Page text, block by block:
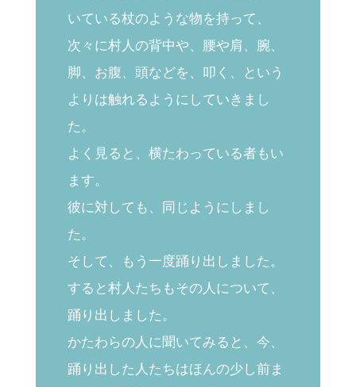
いている杖のような物を持って、
次々に村人の背中や、腰や肩、腕、
脚、お腹、頭などを、叩く、という
よりは触れるようにしていきまし
た。
よく見ると、横たわっている者もい
ます。
彼に対しても、同じようにしまし
た。
そして、もう一度踊り出しました。
すると村人たちもその人について、
踊り出しました。
かたわらの人に聞いてみると、今、
踊り出した人たちはほんの少し前ま